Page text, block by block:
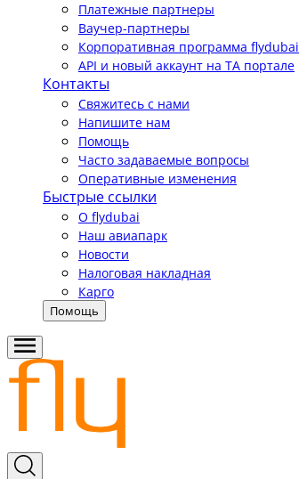
Платежные партнеры
Ваучер-партнеры
Корпоративная программа flydubai
API и новый аккаунт на TA портале
Контакты
Свяжитесь с нами
Напишите нам
Помощь
Часто задаваемые вопросы
Оперативные изменения
Быстрые ссылки
О flydubai
Наш авиапарк
Новости
Налоговая накладная
Карго
Помощь